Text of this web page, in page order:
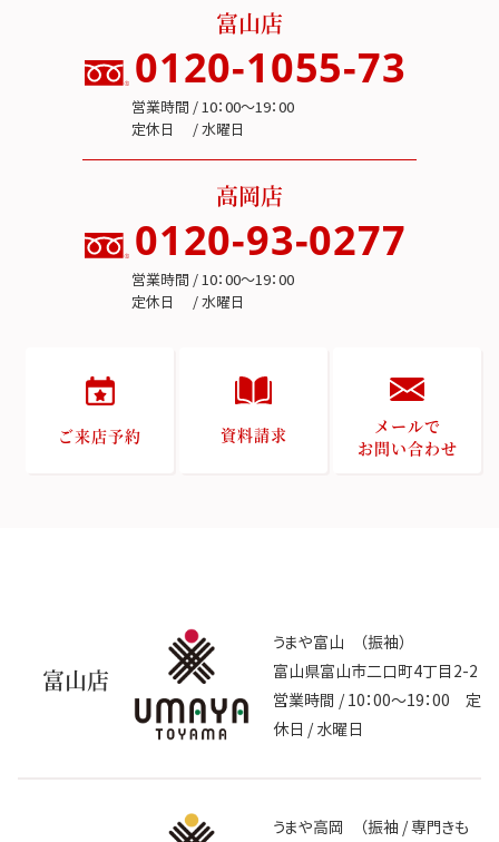
富山店
0120-1055-73
営業時間 / 10：00～19：00
定休日 / 水曜日
高岡店
0120-93-0277
営業時間 / 10：00～19：00
定休日 / 水曜日
ご来店予約 資料請求
メールで
お問い合わせ
富山店
うまや富山 （振袖）
富山県富山市二口町4丁目2-2
営業時間 / 10：00～19：00 定
休日 / 水曜日
うまや高岡 （振袖 / 専門きも